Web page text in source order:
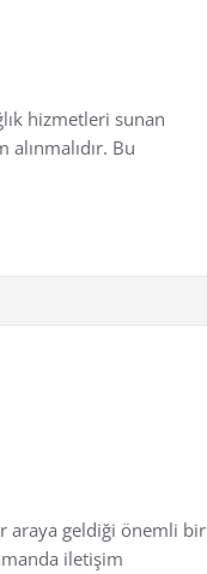
hizmetleri sunan
alınmalıdır. Bu
araya geldiği önemli bir
iletişim